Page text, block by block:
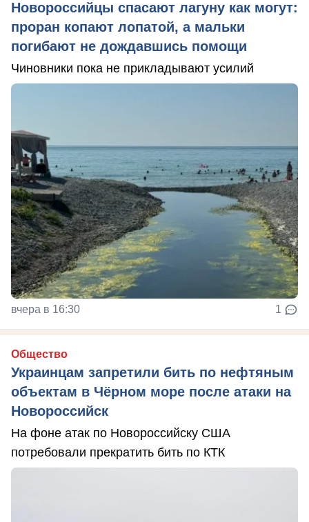
Новороссийцы спасают лагуну как могут:
проран копают лопатой, а мальки
погибают не дождавшись помощи
Чиновники пока не прикладывают усилий
вчера в 16:30 1
Общество
Украинцам запретили бить по нефтяным
объектам в Чёрном море после атаки на
Новороссийск
На фоне атак по Новороссийску США
потребовали прекратить бить по КТК